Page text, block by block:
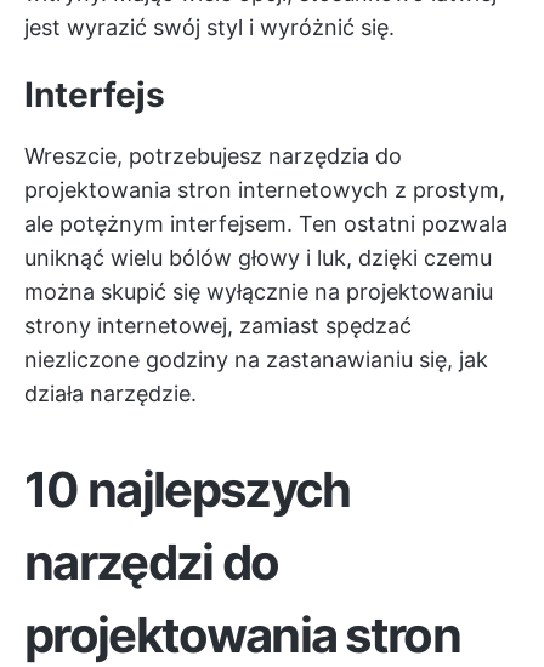
jest wyrazić swój styl i wyróżnić się.
Interfejs
Wreszcie, potrzebujesz narzędzia do
projektowania stron internetowych z prostym,
ale potężnym interfejsem. Ten ostatni pozwala
uniknąć wielu bólów głowy i luk, dzięki czemu
można skupić się wyłącznie na projektowaniu
strony internetowej, zamiast spędzać
niezliczone godziny na zastanawianiu się, jak
działa narzędzie.
10 najlepszych
narzędzi do
projektowania stron